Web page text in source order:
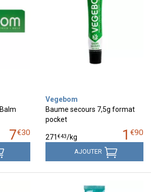
7€30
Vegebom
Baume secours 7,5g format
pocket
1 €90
271 €43/kg
AJOUTER